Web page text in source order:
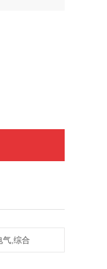
气,综合